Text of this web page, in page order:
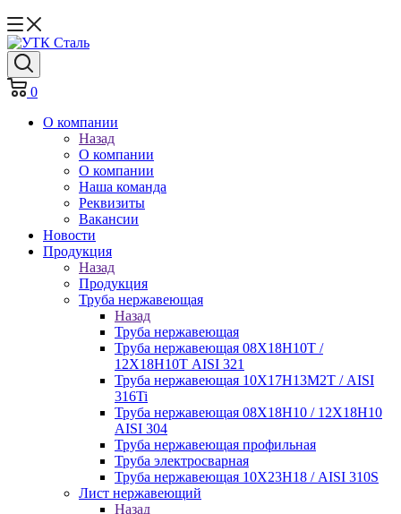
0
О компании
Назад
О компании
О компании
Наша команда
Реквизиты
Вакансии
Новости
Продукция
Назад
Продукция
Труба нержавеющая
Назад
Труба нержавеющая
Труба нержавеющая 08Х18Н10Т /
12Х18Н10Т AISI 321
Труба нержавеющая 10Х17Н13М2Т / AISI
316Ti
Труба нержавеющая 08Х18Н10 / 12Х18Н10
AISI 304
Труба нержавеющая профильная
Труба электросварная
Труба нержавеющая 10Х23Н18 / AISI 310S
Лист нержавеющий
Назад